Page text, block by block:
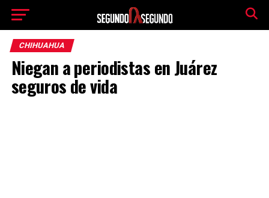
CHIHUAHUA
Niegan a periodistas en Juárez
seguros de vida